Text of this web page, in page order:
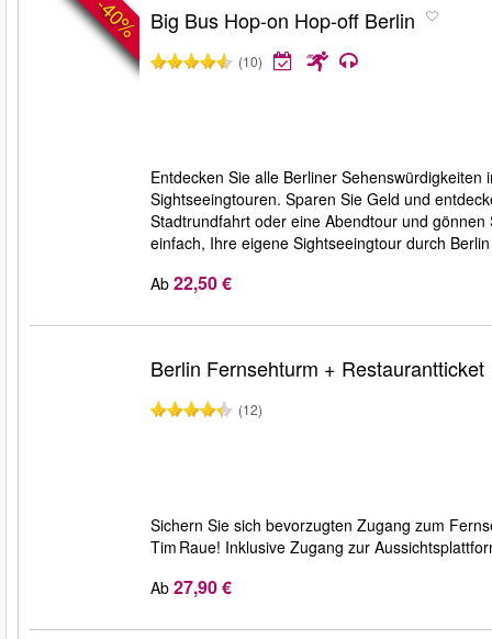
-40% Big Bus Hop-on Hop-off Berlin
(10)
Entdecken Sie alle Berliner
Sightseeingtouren. Sparen Sie Geld und
Stadtrundfahrt oder eine Abendtour und
einfach, Ihre eigene Sightseeingtour durch
Ab 22,50 €
Berlin Fernsehturm + Restaurantticket
(12)
Sichern Sie sich bevorzugten Zugang zum
Tim Raue! Inklusive Zugang zur
Ab 27,90 €